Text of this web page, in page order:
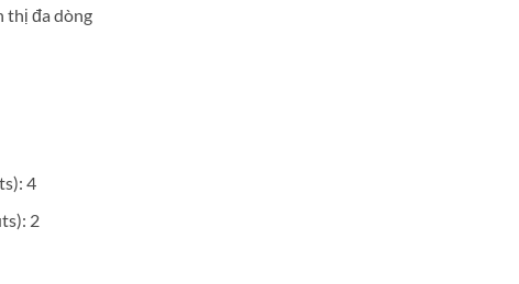
thị đa dòng
4
2